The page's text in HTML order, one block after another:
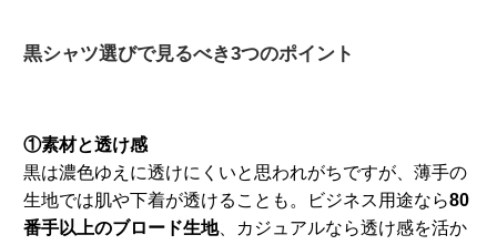
黒シャツ選びで見るべき3つのポイント
①素材と透け感
黒は濃色ゆえに透けにくいと思われがちですが、薄手の
生地では肌や下着が透けることも。ビジネス用途なら80
番手以上のブロード生地、カジュアルなら透け感を活か